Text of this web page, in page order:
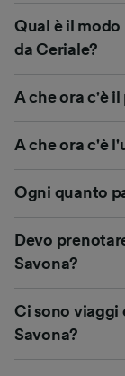
Qual è il modo
da Ceriale?
A che ora c'è
A che ora c'è
Ogni quanto
Devo
Savona?
Ci sono viaggi
Savona?